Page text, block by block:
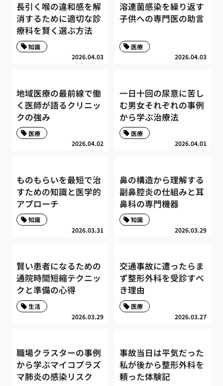
長引く喉の違和感を解
消するために適切な診
療科を賢く選ぶ方法
2026.04.03
知識
溶連菌感染を繰り返す
子供への専門医の助言
2026.04.03
医療
地域医療の最前線で働
く医師が語るクリニッ
クの強み
2026.04.02
医療
一日十回の尿意に苦し
む男女それぞれの事例
から学ぶ治療法
2026.04.01
医療
ものもらいを最短で治
すための知識と医学的
アプローチ
2026.03.31
知識
鼻の構造から理解する
副鼻腔炎の仕組みと耳
鼻科の専門機器
2026.03.29
知識
賢い患者になるための
通院時間短縮テクニッ
クと準備の心得
2026.03.29
生活
交通事故に遭ったらま
ず整形外科を受診すべ
き理由
2026.03.27
医療
職場クラスターの事例
から学ぶマイコプラズ
マ肺炎の感染リスク
事故当日は平気だった
私が後から整形外科を
頼った体験記